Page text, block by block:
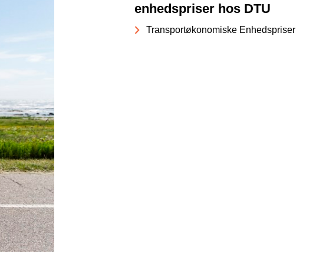
enhedspriser hos DTU
Transportøkonomiske Enhedspriser